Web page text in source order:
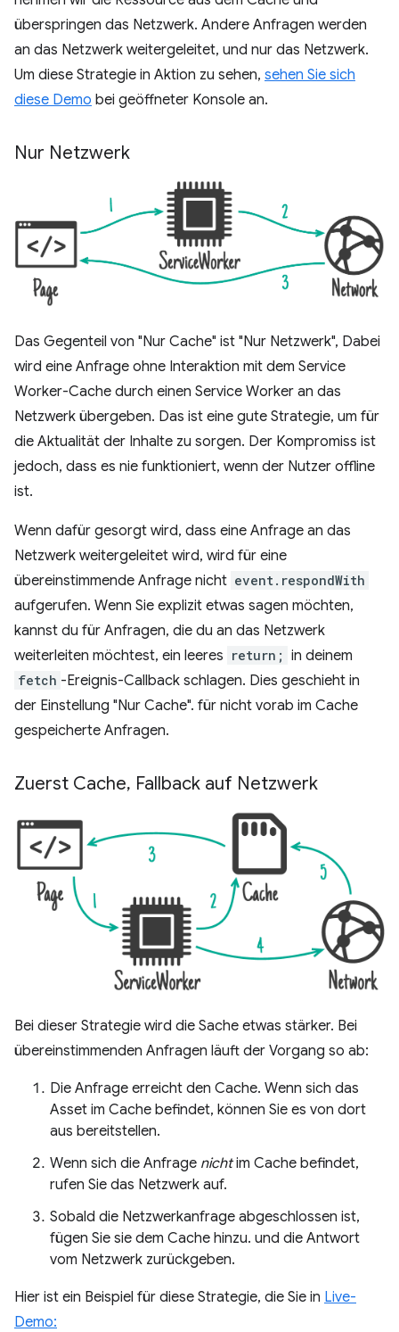
überspringen das Netzwerk. Andere Anfragen werden
an das Netzwerk weitergeleitet, und nur das Netzwerk.
Um diese Strategie in Aktion zu sehen, sehen Sie sich
diese Demo bei geöffneter Konsole an.
Nur Netzwerk
Das Gegenteil von "Nur Cache" ist "Nur Netzwerk", Dabei
wird eine Anfrage ohne Interaktion mit dem Service
Worker-Cache durch einen Service Worker an das
Netzwerk übergeben. Das ist eine gute Strategie, um für
die Aktualität der Inhalte zu sorgen. Der Kompromiss ist
jedoch, dass es nie funktioniert, wenn der Nutzer offline
ist.
Wenn dafür gesorgt wird, dass eine Anfrage an das
Netzwerk weitergeleitet wird, wird für eine
übereinstimmende Anfrage nicht event.respondWith
aufgerufen. Wenn Sie explizit etwas sagen möchten,
kannst du für Anfragen, die du an das Netzwerk
weiterleiten möchtest, ein leeres return; in deinem
fetch -Ereignis-Callback schlagen. Dies geschieht in
der Einstellung "Nur Cache". für nicht vorab im Cache
gespeicherte Anfragen.
Zuerst Cache, Fallback auf Netzwerk
Bei dieser Strategie wird die Sache etwas stärker. Bei
übereinstimmenden Anfragen läuft der Vorgang so ab:
Die Anfrage erreicht den Cache. Wenn sich das
Asset im Cache befindet, können Sie es von dort
aus bereitstellen.
Wenn sich die Anfrage nichtim Cache befindet,
rufen Sie das Netzwerk auf.
Sobald die Netzwerkanfrage abgeschlossen ist,
fügen Sie sie dem Cache hinzu. und die Antwort
vom Netzwerk zurückgeben.
Hier ist ein Beispiel für diese Strategie, die Sie in Live-
Demo: